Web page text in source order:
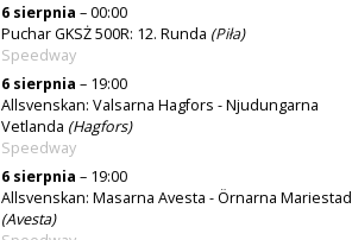
6 sierpnia – 00:00
Puchar GKSŻ 500R: 12. Runda (Piła)
Speedway
6 sierpnia – 19:00
Allsvenskan: Valsarna Hagfors - Njudungarna
Vetlanda (Hagfors)
Speedway
6 sierpnia – 19:00
Allsvenskan: Masarna Avesta - Örnarna Mariestad
(Avesta)